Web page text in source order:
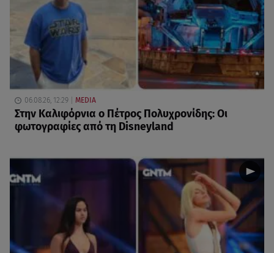
06.08.26, 12:29 MEDIA
Στην Καλιφόρνια ο Πέτρος Πολυχρονίδης: Οι
φωτογραφίες από τη Disneyland